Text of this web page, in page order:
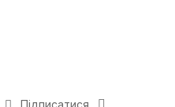
Підписатися